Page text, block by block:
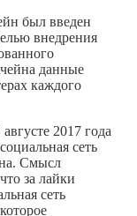
был введен
внедрения
данные
каждого
2017 года
сеть
Смысл
за лайки
сеть